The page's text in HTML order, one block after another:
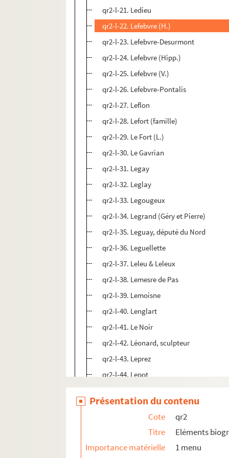
qr2-l-21. Ledieu
qr2-l-22. Lefebvre (H.)
qr2-l-23. Lefebvre-Desurmont
qr2-l-24. Lefebvre (Hipp.)
qr2-l-25. Lefebvre (V.)
qr2-l-26. Lefebvre-Pontalis
qr2-l-27. Leflon
qr2-l-28. Lefort (famille)
qr2-l-29. Le Fort (L.)
qr2-l-30. Le Gavrian
qr2-l-31. Legay
qr2-l-32. Leglay
qr2-l-33. Legougeux
qr2-l-34. Legrand (Géry et Pierre)
qr2-l-35. Leguay, député du Nord
qr2-l-36. Leguellette
qr2-l-37. Leleu & Leleux
qr2-l-38. Lemesre de Pas
qr2-l-39. Lemoisne
qr2-l-40. Lenglart
qr2-l-41. Le Noir
qr2-l-42. Léonard, sculpteur
qr2-l-43. Leprez
qr2-l-44. Lepot
qr2-l-45. Lequeux, architecte
qr2-l-46. Le Roy (Félix)
qr2-l-47. Leuridan (famille)
qr2-l-48. Leuridan (Abbé)
qr2-l-49. Levasseur
Présentation du contenu
Cote
qr2
Titre
Eléments
Importance matérielle
1 menu